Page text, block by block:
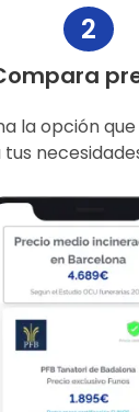
2
la opción